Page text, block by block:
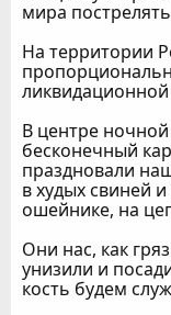
мира
На территории
В центре
бесконечный
праздновали
в худых свиней
ошейнике, на
Они нас, как
унизили и
кость будем